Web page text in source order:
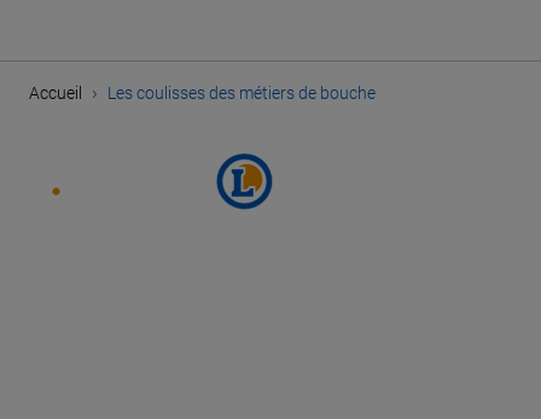
Accueil › Les coulisses des métiers de bouche